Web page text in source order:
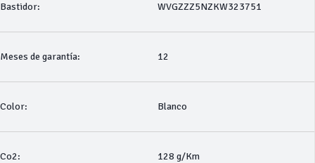
Bastidor: WVGZZZ5NZKW323751
Meses de garantía: 12
Color: Blanco
Co2: 128 g/Km